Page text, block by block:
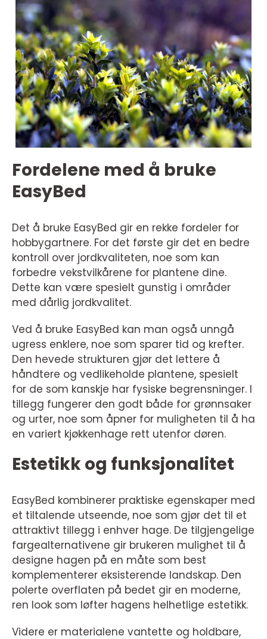
Fordelene med å bruke
EasyBed
Det å bruke EasyBed gir en rekke fordeler for
hobbygartnere. For det første gir det en bedre
kontroll over jordkvaliteten, noe som kan
forbedre vekstvilkårene for plantene dine.
Dette kan være spesielt gunstig i områder
med dårlig jordkvalitet.
Ved å bruke EasyBed kan man også unngå
ugress enklere, noe som sparer tid og krefter.
Den hevede strukturen gjør det lettere å
håndtere og vedlikeholde plantene, spesielt
for de som kanskje har fysiske begrensninger. I
tillegg fungerer den godt både for grønnsaker
og urter, noe som åpner for muligheten til å ha
en variert kjøkkenhage rett utenfor døren.
Estetikk og funksjonalitet
EasyBed kombinerer praktiske egenskaper med
et tiltalende utseende, noe som gjør det til et
attraktivt tillegg i enhver hage. De tilgjengelige
fargealternativene gir brukeren mulighet til å
designe hagen på en måte som best
komplementerer eksisterende landskap. Den
polerte overflaten på bedet gir en moderne,
ren look som løfter hagens helhetlige estetikk.
Videre er materialene vantette og holdbare,